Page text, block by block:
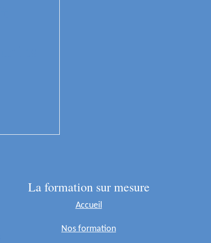
La formation sur mesure
Accueil
Nos formation